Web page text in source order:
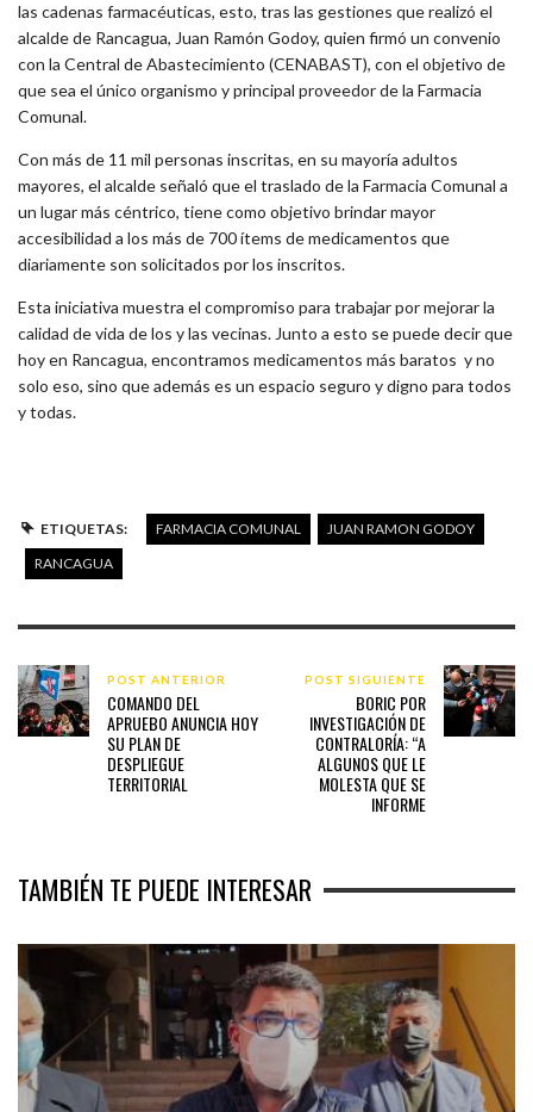
las cadenas farmacéuticas, esto, tras las gestiones que realizó el
alcalde de Rancagua, Juan Ramón Godoy, quien firmó un convenio
con la Central de Abastecimiento (CENABAST), con el objetivo de
que sea el único organismo y principal proveedor de la Farmacia
Comunal.
Con más de 11 mil personas inscritas, en su mayoría adultos
mayores, el alcalde señaló que el traslado de la Farmacia Comunal a
un lugar más céntrico, tiene como objetivo brindar mayor
accesibilidad a los más de 700 ítems de medicamentos que
diariamente son solicitados por los inscritos.
Esta iniciativa muestra el compromiso para trabajar por mejorar la
calidad de vida de los y las vecinas. Junto a esto se puede decir que
hoy en Rancagua, encontramos medicamentos más baratos y no
solo eso, sino que además es un espacio seguro y digno para todos
y todas.
ETIQUETAS: FARMACIA COMUNAL
JUAN RAMON GODOY
RANCAGUA
POST ANTERIOR
COMANDO DEL
APRUEBO ANUNCIA HOY
SU PLAN DE
DESPLIEGUE
TERRITORIAL
POST SIGUIENTE
BORIC POR
INVESTIGACIÓN DE
CONTRALORÍA: “A
ALGUNOS QUE LE
MOLESTA QUE SE
INFORME
TAMBIÉN TE PUEDE INTERESAR